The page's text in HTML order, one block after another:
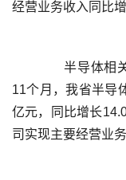
11个月，我省半导
亿元，同比增长